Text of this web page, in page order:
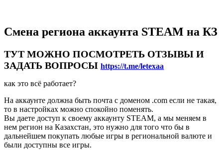
Смена региона аккаунта STEAM на КЗ
ТУТ МОЖНО ПОСМОТРЕТЬ ОТЗЫВЫ И
ЗАДАТЬ ВОПРОСЫ https://t.me/letexaa
как это всё работает?
На аккаунте должна быть почта с доменом .com если не такая,
то в настройках можно спокойно поменять.
Вы даете доступ к своему аккаунту STEAM, а мы меняем в
нем регион на Казахстан, это нужно для того что бы в
дальнейшем покупать любые игры в региональной валюте и
были доступны все игры.